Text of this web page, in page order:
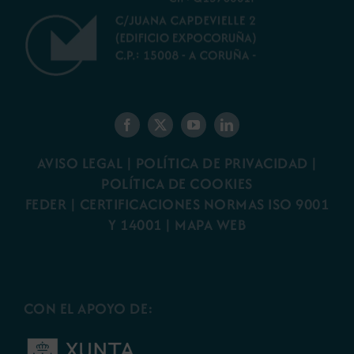
AVISO LEGAL | POLÍTICA DE PRIVACIDAD |
POLÍTICA DE COOKIES
FEDER | CERTIFICACIONES NORMAS ISO 9001
Y 14001 | MAPA WEB
CON EL APOYO DE: